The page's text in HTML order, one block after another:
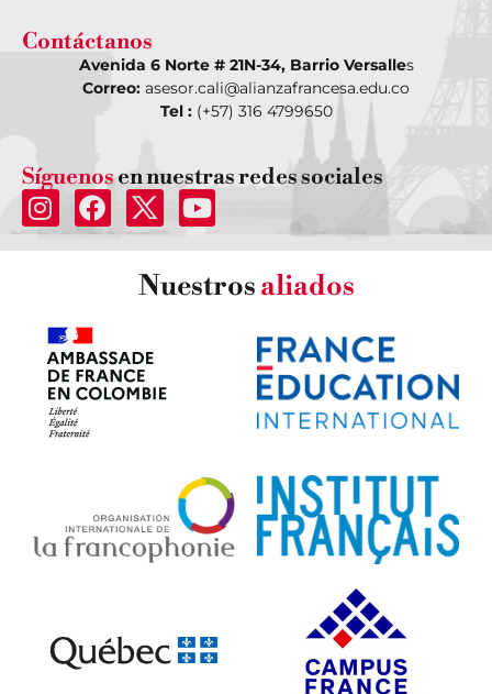
Contáctanos
Avenida 6 Norte # 21N-34, Barrio Versalles
Correo: asesor.cali@alianzafrancesa.edu.co
Tel :(+57) 316 4799650
Síguenosen nuestras redes sociales
Nuestrosaliados